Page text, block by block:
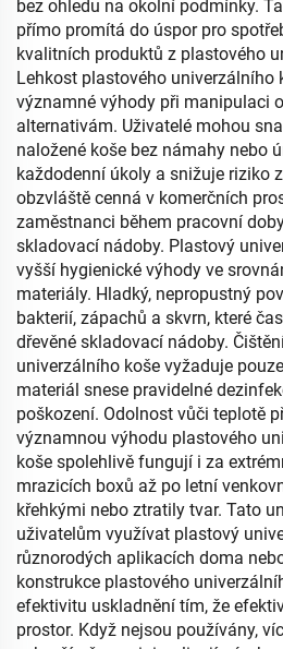
bez ohledu na okolní podmínky.
přímo promítá do úspor pro
kvalitních produktů z plastového
Lehkost plastového univerzálního
významné výhody při manipulaci
alternativám. Uživatelé mohou
naložené koše bez námahy nebo
každodenní úkoly a snižuje riziko
obzvláště cenná v komerčních
zaměstnanci během pracovní
skladovací nádoby. Plastový
vyšší hygienické výhody ve
materiály. Hladký, nepropustný
bakterií, zápachů a skvrn, které
dřevěné skladovací nádoby.
univerzálního koše vyžaduje
materiál snese pravidelné
poškození. Odolnost vůči teplotě
významnou výhodu plastového
koše spolehlivě fungují i za
mrazicích boxů až po letní
křehkými nebo ztratily tvar. Tato
uživatelům využívat plastový
různorodých aplikacích doma
konstrukce plastového
efektivitu uskladnění tím, že
prostor. Když nejsou používány,